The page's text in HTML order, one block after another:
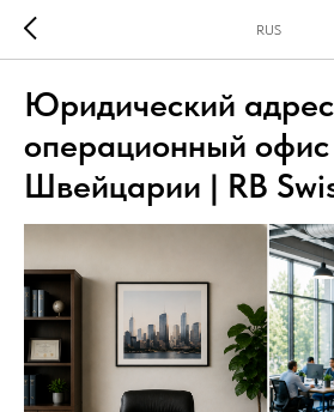
RUS
Юридический
операционный
Швейцарии | RB